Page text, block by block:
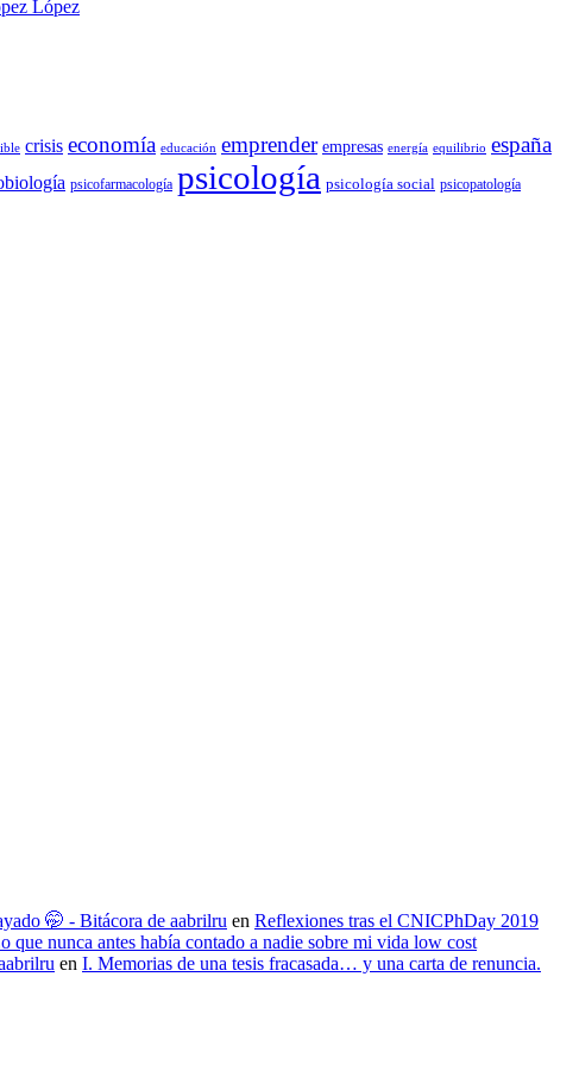
López
crisis economía educación emprender empresas energía equilibrio españa
psicofarmacología psicología psicología social psicopatología
🤭 - Bitácora de aabrilru en Reflexiones tras el CNICPhDay 2019
que nunca antes había contado a nadie sobre mi vida low cost
en I. Memorias de una tesis fracasada… y una carta de renuncia.